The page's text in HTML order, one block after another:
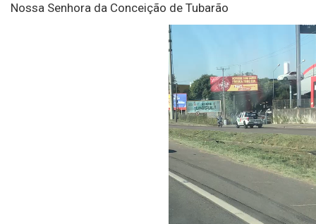
Nossa Senhora da Conceição de Tubarão